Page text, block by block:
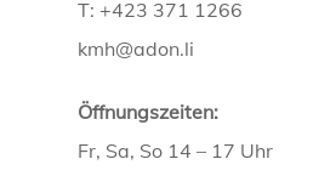
T: +423 371 1266
kmh@adon.li
Öffnungszeiten:
Fr, Sa, So 14 – 17 Uhr